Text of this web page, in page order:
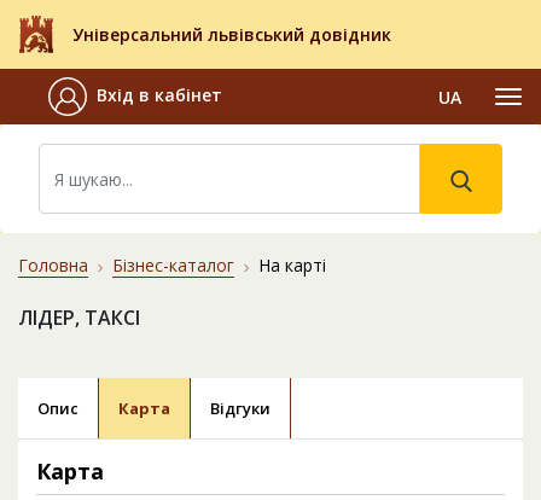
Універсальний львівський довідник
Вхід в кабінет UA
Головна Бізнес-каталог На карті
ЛІДЕР, ТАКСІ
Опис Карта Відгуки
Карта